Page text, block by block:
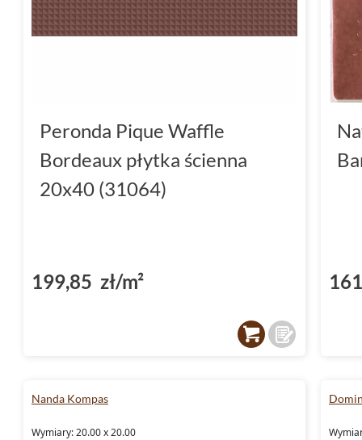
Peronda Pique Waffle
Bordeaux płytka ścienna
20x40 (31064)
199,85 zł/m²
Nanda Kompas
Wymiary: 20.00 x 20.00